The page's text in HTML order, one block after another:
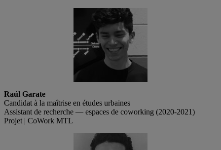
Raúl Garate
Candidat à la maîtrise en études urbaines
Assistant de recherche — espaces de coworking (2020-2021)
Projet | CoWork MTL